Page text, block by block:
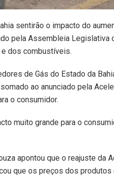
sentirão o impacto do
pela Assembleia Legislativa
dos combustíveis.
de Gás do Estado da
ao anunciado pela
o consumidor.
muito grande para o
apontou que o reajuste da
que os preços dos